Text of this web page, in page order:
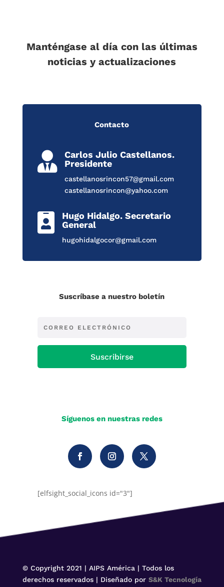
Manténgase al día con las últimas
noticias y actualizaciones
Contacto

Carlos Julio Castellanos.
Presidente
castellanosrincon57@gmail.com
castellanosrincon@yahoo.com

Hugo Hidalgo. Secretario
General
hugohidalgocor@gmail.com
Suscríbase a nuestro boletín
Suscribirse
Síguenos en nuestras redes
[elfsight_social_icons id="3"]
© Copyright 2021 | AIPS América | Todos los
derechos reservados | Diseñado por S&K Tecnología